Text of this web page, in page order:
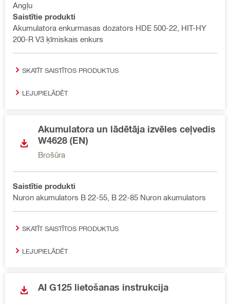
Angļu
Saistītie produkti
Akumulatora enkurmasas dozators HDE 500-22, HIT-HY
200-R V3 ķīmiskais enkurs
SKATĪT SAISTĪTOS PRODUKTUS
LEJUPIELĀDĒT
Akumulatora un lādētāja izvēles ceļvedis
W4628 (EN)
Brošūra
Saistītie produkti
Nuron akumulators B 22-55, B 22-85 Nuron akumulators
SKATĪT SAISTĪTOS PRODUKTUS
LEJUPIELĀDĒT
AI G125 lietošanas instrukcija